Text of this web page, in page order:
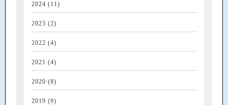
2024 (11)
2023 (2)
2022 (4)
2021 (4)
2020 (8)
2019 (9)